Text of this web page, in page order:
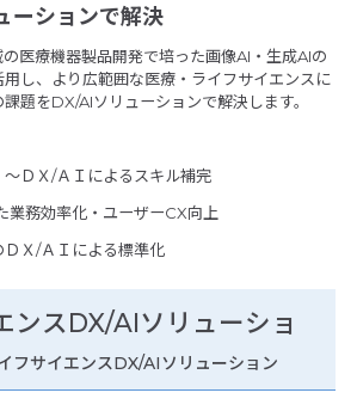
ーションで解決
医療機器製品開発で培った画像AI・生成AIの
用し、より広範囲な医療・ライフサイエンスに
題をDX/AIソリューションで解決します。
ＤＸ/ＡＩによるスキル補完
業務効率化・ユーザーCX向上
Ｘ/ＡＩによる標準化
ンスDX/AIソリューショ
フサイエンスDX/AIソリューション